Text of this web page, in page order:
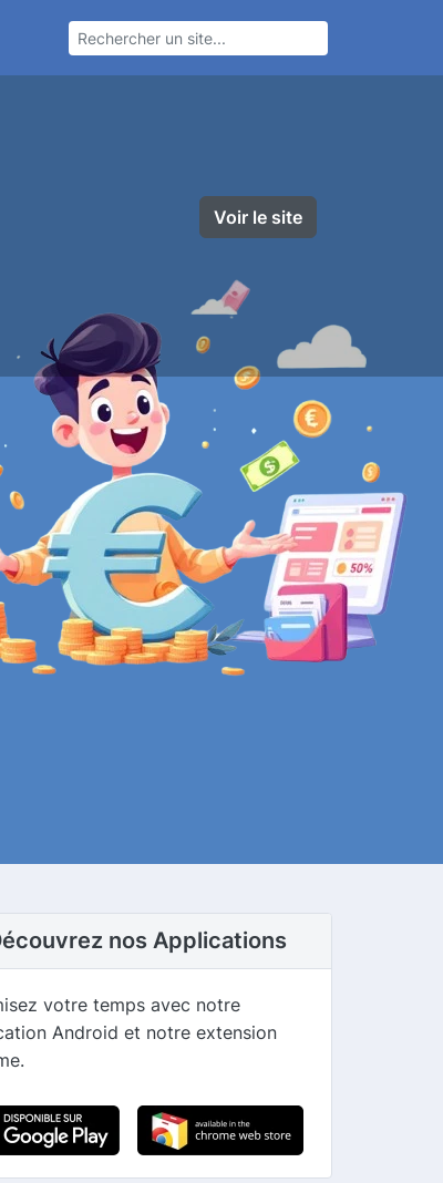
Voir le site
nos Applications
votre temps avec notre
Android et notre extension